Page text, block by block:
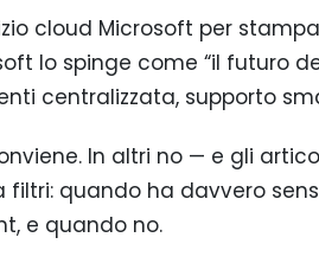
cloud Microsoft per
lo spinge come “il futuro
centralizzata, supporto
In altri no — e gli
filtri: quando ha davvero
e quando no.